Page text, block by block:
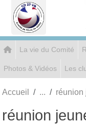
La vie du Comité
Photos & Vidéos Les
Accueil réunion
réunion
Panneau de gestion